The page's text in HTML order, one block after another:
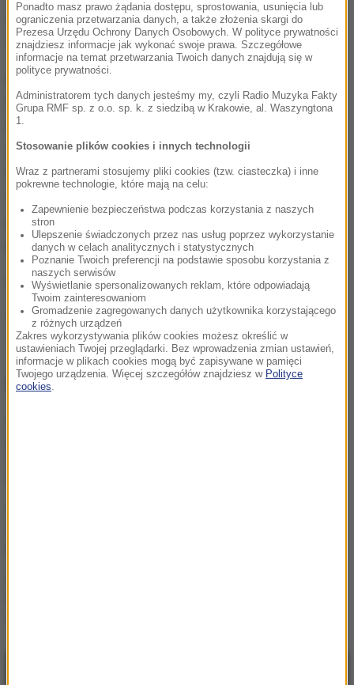
wcześniejszego kończenia pracy i zachęcić do
dodatkowego oszczędzania na emeryturę.
Kolejny temat, który zdominuje najbliższy tydzień to
tak zwana umowa CETA, czyli umowa o wolnym
handlu między Unią Europejską a kanadą. Polska -
jako członek Unii musi wyrazić swoje stanowisko -
to właśnie czeka nas w przyszłym tygodniu. Umowa
polskim firmom tamtejszy rynek - z drugiej strony
pojawią się kolejne problemy prawne.
(MN)
Źródło: RMF FM
Tagi:gospodarka
NAJWAŻNIEJSZE FAKTY
Ponadto masz prawo żądania dostępu, sprostowania, usunięcia lub
ograniczenia przetwarzania danych, a także złożenia skargi do
Prezesa Urzędu Ochrony Danych Osobowych. W polityce prywatności
znajdziesz informacje jak wykonać swoje prawa. Szczegółowe
informacje na temat przetwarzania Twoich danych znajdują się w
polityce prywatności.
Administratorem tych danych jesteśmy my, czyli Radio Muzyka Fakty
Grupa RMF sp. z o.o. sp. k. z siedzibą w Krakowie, al. Waszyngtona
1.
Stosowanie plików cookies i innych technologii
Wraz z partnerami stosujemy pliki cookies (tzw. ciasteczka) i inne
pokrewne technologie, które mają na celu:
Zapewnienie bezpieczeństwa podczas korzystania z naszych
stron
Ulepszenie świadczonych przez nas usług poprzez wykorzystanie
danych w celach analitycznych i statystycznych
Poznanie Twoich preferencji na podstawie sposobu korzystania z
naszych serwisów
Wyświetlanie spersonalizowanych reklam, które odpowiadają
Twoim zainteresowaniom
Gromadzenie zagregowanych danych użytkownika korzystającego
z różnych urządzeń
Zakres wykorzystywania plików cookies możesz określić w
ustawieniach Twojej przeglądarki. Bez wprowadzenia zmian ustawień,
informacje w plikach cookies mogą być zapisywane w pamięci
Twojego urządzenia. Więcej szczegółów znajdziesz w Polityce
cookies